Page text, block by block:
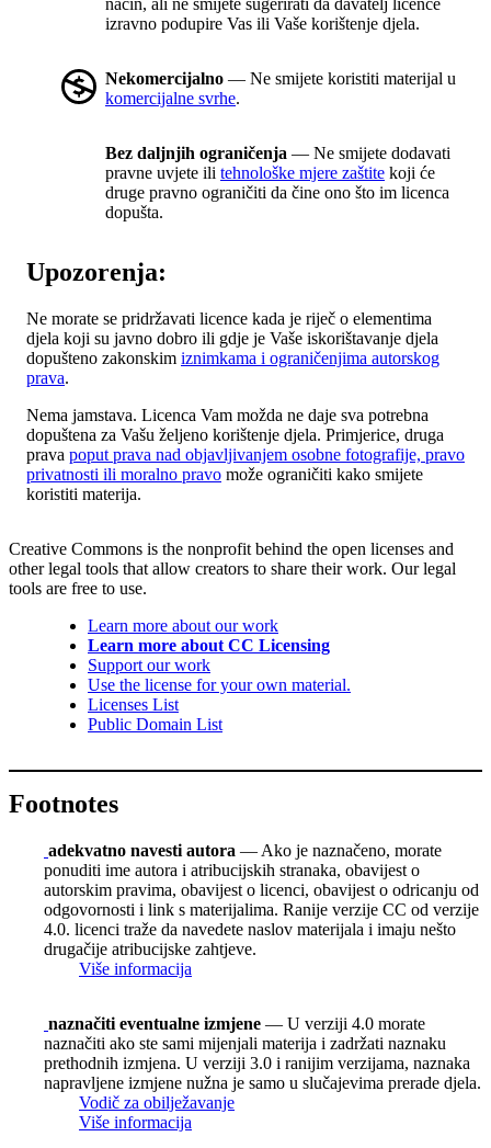
način, ali ne smijete sugerirati da davatelj licence
izravno podupire Vas ili Vaše korištenje djela.
Nekomercijalno — Ne smijete koristiti materijal u
komercijalne svrhe.
Bez daljnjih ograničenja — Ne smijete dodavati
pravne uvjete ili tehnološke mjere zaštite koji će
druge pravno ograničiti da čine ono što im licenca
dopušta.
Upozorenja:
Ne morate se pridržavati licence kada je riječ o elementima
djela koji su javno dobro ili gdje je Vaše iskorištavanje djela
dopušteno zakonskim iznimkama i ograničenjima autorskog
prava.
Nema jamstava. Licenca Vam možda ne daje sva potrebna
dopuštena za Vašu željeno korištenje djela. Primjerice, druga
prava poput prava nad objavljivanjem osobne fotografije, pravo
privatnosti ili moralno pravo može ograničiti kako smijete
koristiti materija.
Creative Commons is the nonprofit behind the open licenses and
other legal tools that allow creators to share their work. Our legal
tools are free to use.
Learn more about our work
Learn more about CC Licensing
Support our work
Use the license for your own material.
Licenses List
Public Domain List
Footnotes
adekvatno navesti autora — Ako je naznačeno, morate
ponuditi ime autora i atribucijskih stranaka, obavijest o
autorskim pravima, obavijest o licenci, obavijest o odricanju od
odgovornosti i link s materijalima. Ranije verzije CC od verzije
4.0. licenci traže da navedete naslov materijala i imaju nešto
drugačije atribucijske zahtjeve.
Više informacija
naznačiti eventualne izmjene — U verziji 4.0 morate
naznačiti ako ste sami mijenjali materija i zadržati naznaku
prethodnih izmjena. U verziji 3.0 i ranijim verzijama, naznaka
napravljene izmjene nužna je samo u slučajevima prerade djela.
Vodič za obilježavanje
Više informacija